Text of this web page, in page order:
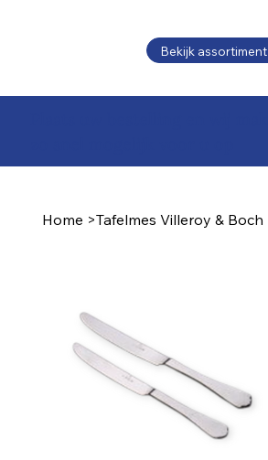
Bekijk assortiment
Home >Tafelmes Villeroy & Boch